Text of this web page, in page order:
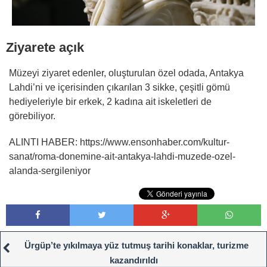
Ziyarete açık
Müzeyi ziyaret edenler, oluşturulan özel odada, Antakya
Lahdi’ni ve içerisinden çıkarılan 3 sikke, çeşitli gömü
hediyeleriyle bir erkek, 2 kadına ait iskeletleri de
görebiliyor.
ALINTI HABER: https://www.ensonhaber.com/kultur-
sanat/roma-donemine-ait-antakya-lahdi-muzede-ozel-
alanda-sergileniyor
Ürgüp’te yıkılmaya yüz tutmuş tarihi konaklar, turizme
kazandırıldı